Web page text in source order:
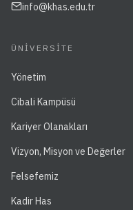
info@khas.edu.tr
ÜNIVERSITE
Yönetim
Cibali Kampüsü
Kariyer Olanakları
Vizyon, Misyon ve Değerler
Felsefemiz
Kadir Has